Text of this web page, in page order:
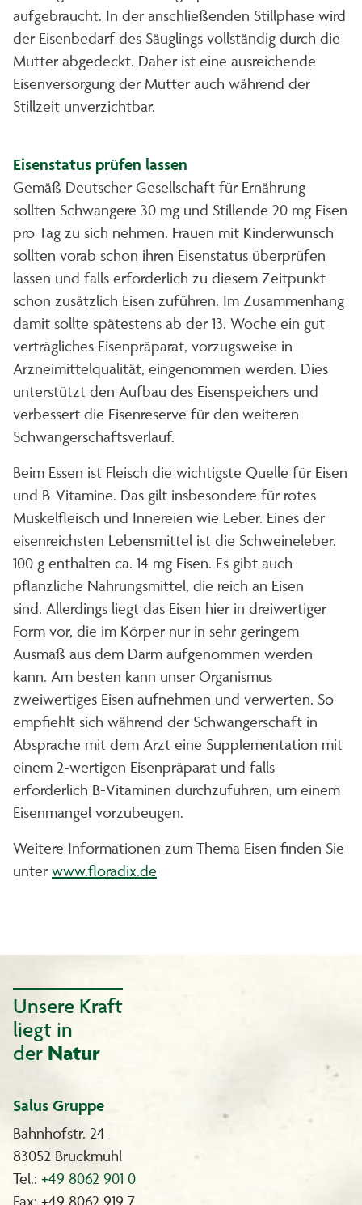
aufgebraucht. In der anschließenden Stillphase wird
der Eisenbedarf des Säuglings vollständig durch die
Mutter abgedeckt. Daher ist eine ausreichende
Eisenversorgung der Mutter auch während der
Stillzeit unverzichtbar.
Eisenstatus prüfen lassen
Gemäß Deutscher Gesellschaft für Ernährung
sollten Schwangere 30 mg und Stillende 20 mg Eisen
pro Tag zu sich nehmen. Frauen mit Kinderwunsch
sollten vorab schon ihren Eisenstatus überprüfen
lassen und falls erforderlich zu diesem Zeitpunkt
schon zusätzlich Eisen zuführen. Im Zusammenhang
damit sollte spätestens ab der 13. Woche ein gut
verträgliches Eisenpräparat, vorzugsweise in
Arzneimittelqualität, eingenommen werden. Dies
unterstützt den Aufbau des Eisenspeichers und
verbessert die Eisenreserve für den weiteren
Schwangerschaftsverlauf.
Beim Essen ist Fleisch die wichtigste Quelle für Eisen
und B-Vitamine. Das gilt insbesondere für rotes
Muskelfleisch und Innereien wie Leber. Eines der
eisenreichsten Lebensmittel ist die Schweineleber.
100 g enthalten ca. 14 mg Eisen. Es gibt auch
pflanzliche Nahrungsmittel, die reich an Eisen
sind. Allerdings liegt das Eisen hier in dreiwertiger
Form vor, die im Körper nur in sehr geringem
Ausmaß aus dem Darm aufgenommen werden
kann. Am besten kann unser Organismus
zweiwertiges Eisen aufnehmen und verwerten. So
empfiehlt sich während der Schwangerschaft in
Absprache mit dem Arzt eine Supplementation mit
einem 2-wertigen Eisenpräparat und falls
erforderlich B-Vitaminen durchzuführen, um einem
Eisenmangel vorzubeugen.
Weitere Informationen zum Thema Eisen finden Sie
unterwww.floradix.de
Unsere Kraft
liegt in
der Natur
Salus Gruppe
Bahnhofstr. 24
83052 Bruckmühl
Tel.: +49 8062 901 0